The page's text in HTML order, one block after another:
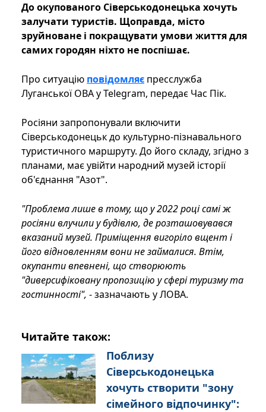
До окупованого Сіверськодонецька хочуть
залучати туристів. Щоправда, місто
зруйноване і покращувати умови життя для
самих городян ніхто не поспішає.
Про ситуацію повідомляє пресслужба
Луганської ОВА у Telegram, передає Час Пік.
Росіяни запропонували включити
Сіверськодонецьк до культурно-пізнавального
туристичного маршруту. До його складу, згідно з
планами, має увійти народний музей історії
об'єднання "Азот".
"Проблема лише в тому, що у 2022 році самі ж
росіяни влучили у будівлю, де розташовувався
вказаний музей. Приміщення вигоріло вщент і
його відновленням вони не займалися. Втім,
окупанти впевнені, що створюють
"диверсифіковану пропозицію у сфері туризму та
гостинності", - зазначають у ЛОВА.
Читайте також:
Поблизу
Сіверськодонецька
хочуть створити "зону
сімейного відпочинку":